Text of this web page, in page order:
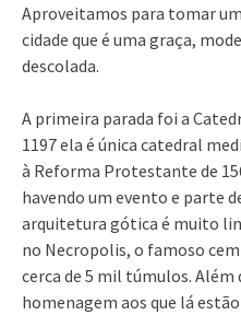
Aproveitamos para tomar
cidade que é uma graça,
descolada.
A primeira parada foi a
1197 ela é única catedral
à Reforma Protestante de
havendo um evento e parte
arquitetura gótica é muito
no Necropolis, o famoso
cerca de 5 mil túmulos.
homenagem aos que lá